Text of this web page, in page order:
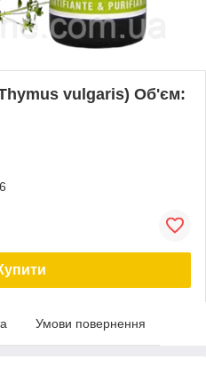
vulgaris) Об'єм:
Умови повернення